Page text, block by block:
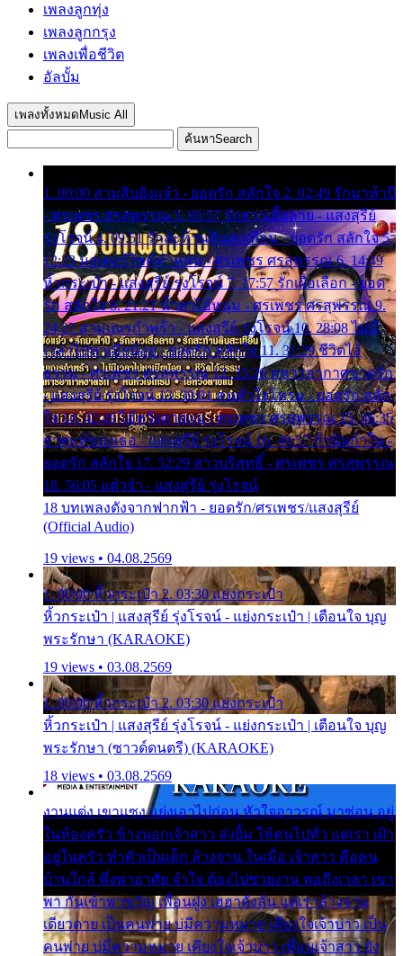
เพลงลูกทุ่ง
เพลงลูกกรุง
เพลงเพื่อชีวิต
อัลบั้ม
เพลงทั้งหมด Music All
ค้นหาSearch
1. 00:00 สามสิบยังแจ๋ว - ยอดรัก สลักใจ 2. 02:49 รักมาห้าปี
- ศรเพชร ศรสุพรรณ 3. 05:57 รักสาวเสื้อลาย - แสงสุรีย์
รุ่งโรจน์ 4. 09:51 รักสะท้านดินสะเทือน - ยอดรัก สลักใจ 5.
12:23 มอเตอร์ไซค์ทำหล่น - ศรเพชร ศรสุพรรณ 6. 14:49
หิ้วกระเป๋า - แสงสุรีย์ รุ่งโรจน์ 7. 17:57 รักเผื่อเลือก - ยอด
รัก สลักใจ 8. 21:21 น้ำตาไอ้หนุ่ม - ศรเพชร ศรสุพรรณ 9.
24:27 สามเณรกำพร้า - แสงสุรีย์ รุ่งโรจน์ 10. 28:08 ไม่มี
เวลาไปหาเมียน้อย - ยอดรัก สลักใจ 11. 31:29 ชีวิตไอ้
ธรรม - ศรเพชร ศรสุพรรณ 12. 35:26 ทหารอากาศขาดรัก
- แสงสุรีย์ รุ่งโรจน์ 13. 39:01 คนหัวใจโทรม - ยอดรัก สลัก
ใจ 14. 42:49 ไอ้หวังตายแน่ - ศรเพชร ศรสุพรรณ 15. 46:35
ธาตุแท้ของเธอ - แสงสุรีย์ รุ่งโรจน์ 16. 49:57 กำนันกำใน -
ยอดรัก สลักใจ 17. 52:29 สาวบริสุทธิ์ - ศรเพชร ศรสุพรรณ
18. 56:05 แต๋วจ๋า - แสงสุรีย์ รุ่งโรจน์
18 บทเพลงดังจากฟากฟ้า - ยอดรัก/ศรเพชร/แสงสุรีย์
(Official Audio)
19 views • 04.08.2569
1. 00:00 หิ้วกระเป๋า 2. 03:30 แย่งกระเป๋า
หิ้วกระเป๋า | แสงสุรีย์ รุ่งโรจน์ - แย่งกระเป๋า | เตือนใจ บุญ
พระรักษา (KARAOKE)
19 views • 03.08.2569
1. 00:00 หิ้วกระเป๋า 2. 03:30 แย่งกระเป๋า
หิ้วกระเป๋า | แสงสุรีย์ รุ่งโรจน์ - แย่งกระเป๋า | เตือนใจ บุญ
พระรักษา (ซาวด์ดนตรี) (KARAOKE)
18 views • 03.08.2569
งานแต่ง เขาแซง แย่งเอาไปก่อน หัวใจอาวรณ์ มาซ่อน อยู่
ในห้องครัว ข้างนอกเจ้าสาว ส่งยิ้ม ให้คนไปทั่ว แต่เรา เฝ้า
อยู่ในครัว ทำตัวเป็นเด็ก ล้างจาน ในเมื่อ เจ้าสาว คือคน
บ้านใกล้ พึ่งพาอาศัย จำใจ ต้องไปช่วยงาน พอถึงเวลา เขา
พา กันเข้าพาขวัญ เพื่อนฝูง เฮฮาดังลั่น แต่เราล้างจาน
เดียวดาย เป็นคนพ่าย บ่มีความหมาย เคียงใจเจ้าบ่าว เป็น
คนพ่าย บ่มีความหมาย เคียงใจเจ้าบ่าว เพื่อนเจ้าสาว ยัง